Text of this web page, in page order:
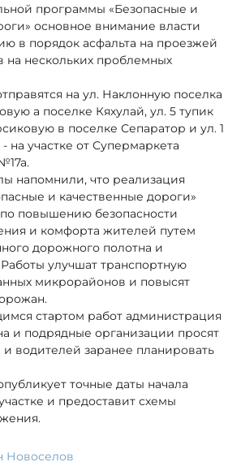
программы «Безопасные и
основное внимание власти
в порядок асфальта на проезжей
на нескольких проблемных
на ул. Наклонную поселка
а поселке Кяхулай, ул. 5 тупик
в поселке Сепаратор и ул. 1
на участке от Супермаркета
напомнили, что реализация
и качественные дороги»
повышению безопасности
и комфорта жителей путем
дорожного полотна и
улучшат транспортную
микрорайонов и повысят
стартом работ администрация
и подрядные организации просят
водителей заранее планировать
точные даты начала
и предоставит схемы
Новоселов